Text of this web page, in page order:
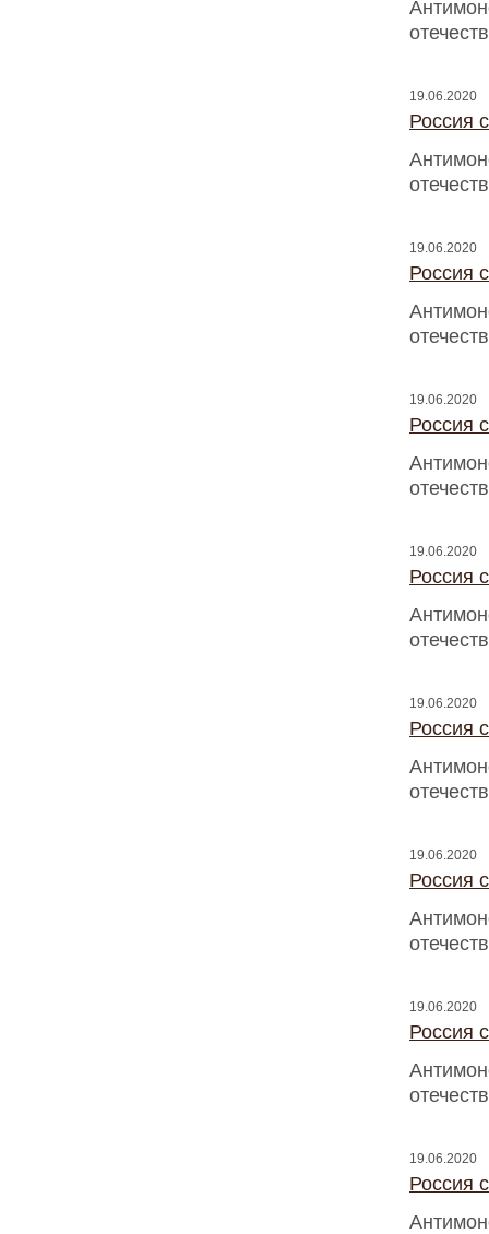
19.06.2020
Россия
19.06.2020
Россия
19.06.2020
Россия
19.06.2020
Россия
19.06.2020
Россия
19.06.2020
Россия
19.06.2020
Россия
19.06.2020
Россия